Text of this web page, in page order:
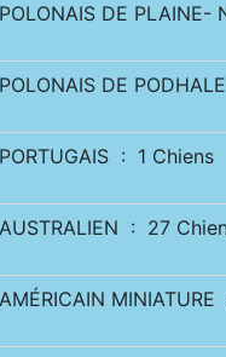
POLONAIS DE
POLONAIS DE
: 1 Chiens
AUSTRALIEN : 27
AMÉRICAIN